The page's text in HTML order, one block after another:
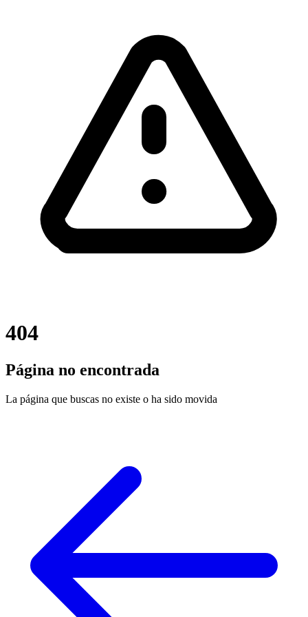
404
Página no encontrada
La página que buscas no existe o ha sido movida